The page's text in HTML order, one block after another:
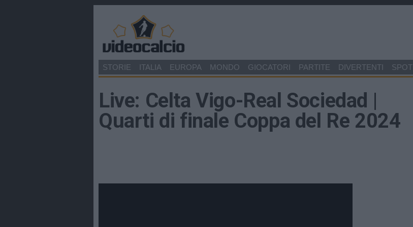
STORIE ITALIA EUROPA MONDO GIOCATORI PARTITE DIVERTENTI SPOT
Live: Celta Vigo-Real Sociedad |
Quarti di finale Coppa del Re 2024